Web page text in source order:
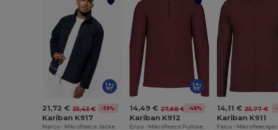
21,72 € 35,43 € -39%
Kariban K917
Marco - Mikrofleece Jacke
14,49 € 27,68 € -48%
Kariban K912
Enzo - Mikrofleece Pullover 1/4 Zipper
14,11 € 25,77 €
Kariban K911
Falco -